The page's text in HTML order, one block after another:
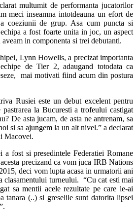
multumit de performanta jucatorilor
meci inseamna intotdeauna un efort de
a coeziunii de grup. Asa cum puncta si
a fost foarte unita in joc, un aspect
in componenta si trei debutanti.
Lynn Howells, a precizat importanta
de Tier 2, adaugand totodata ca
mai motivati fiind acum din postura
Rusiei este un debut excelent pentru
pastrarea la Bucuresti a trofeului castigat
De asta jucam, de asta ne antrenam, sa
si sa ajungem la un alt nivel.” a declarat
Macovei.
a fost si presedintele Federatiei Romane
precizand ca vom juca IRB Nations
deci vom lupta acasa in urmatorii ani
clasamentului turneului. “Cu cat esti mai
sa mentii acele rezultate pe care le-ai
tanara (..) si greselile sunt datorita lipsei